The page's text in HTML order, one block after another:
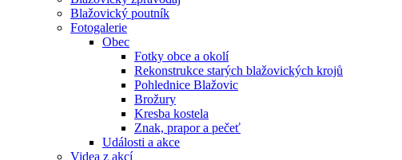
Blažovický poutník
Fotogalerie
Obec
Fotky obce a okolí
Rekonstrukce starých blažovických krojů
Pohlednice Blažovic
Brožury
Kresba kostela
Znak, prapor a pečeť
Události a akce
Videa z akcí